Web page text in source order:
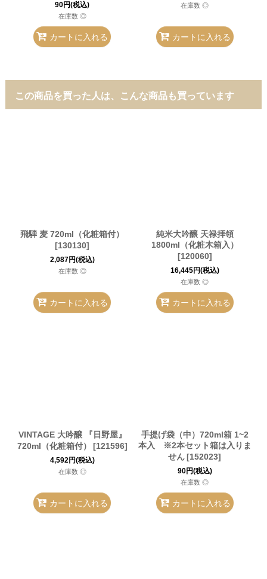
90円(税込)
在庫数 ◎
カートに入れる
在庫数 ◎
カートに入れる
この商品を買った人は、こんな商品も買っています
飛騨 麦 720ml（化粧箱付）
[130130]
2,087円(税込)
在庫数 ◎
カートに入れる
純米大吟醸 天禄拝領
1800ml（化粧木箱入）
[120060]
16,445円(税込)
在庫数 ◎
カートに入れる
VINTAGE 大吟醸 『日野屋』
720ml（化粧箱付）
[121596]
4,592円(税込)
在庫数 ◎
カートに入れる
手提げ袋（中）720ml箱 1~2
本入 ※2本セット箱は入りま
せん [152023]
90円(税込)
在庫数 ◎
カートに入れる